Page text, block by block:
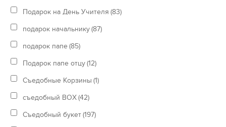
Подарок на День Учителя (83)
подарок начальнику(87)
подарок папе(85)
Подарок папе отцу(12)
Съедобные Корзины (1)
съедобный BOX(42)
Съедобный букет(197)